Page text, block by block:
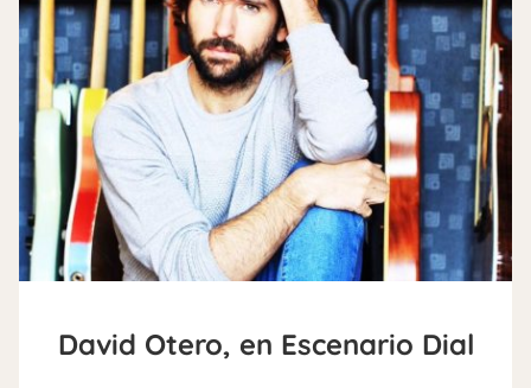
David Otero, en Escenario Dial